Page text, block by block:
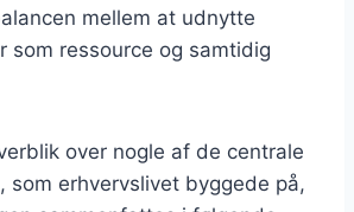
mellem at udnytte
som ressource og samtidig
over nogle af de centrale
som erhvervslivet byggede på,